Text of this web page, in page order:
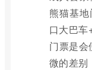
熊猫基
口大巴车
门票是
微的差别